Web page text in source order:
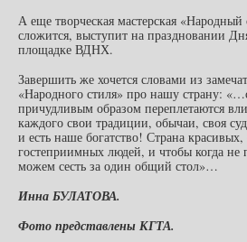
А еще творческая мастерская «Народный
сложится, выступит на праздновании
площадке ВДНХ.
Завершить же хочется словами из
«Народного стиля» про нашу страну:
причудливым образом переплетаются
каждого свои традиции, обычаи, своя
и есть наше богатство! Страна
гостеприимных людей, и чтобы когда не
можем сесть за один общий стол»…
Инна БУЛАТОВА.
Фото представлены КГТА.